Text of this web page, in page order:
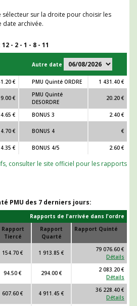
sélecteur sur la droite pour choisir les
date archivée.
- 2 - 1 - 8 - 11
Autre date
€ PMU Quinté ORDRE
1 431.40 €
9.00 €
PMU Quinté
DESORDRE
20.20 €
€ BONUS 3
2.40 €
€ BONUS 4 €
4.35 € BONUS 4/5 2.60 €
consulter le site officiel pour les rapports
PMU des 7 derniers jours:
Rapports de l'arrivée dans l'ordre
Rapport
Tiercé
Rapport
Quarté
Rapport Quinté
154.70 € 1 913.85 €
79 076.60 €
Détails
94.50 € 294.00 €
2 083.20 €
Détails
607.60 € 4 911.45 €
36 228.40 €
Détails